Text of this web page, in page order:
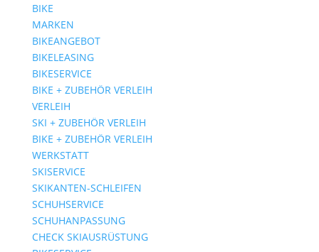
BIKE
MARKEN
BIKEANGEBOT
BIKELEASING
BIKESERVICE
BIKE + ZUBEHÖR VERLEIH
VERLEIH
SKI + ZUBEHÖR VERLEIH
BIKE + ZUBEHÖR VERLEIH
WERKSTATT
SKISERVICE
SKIKANTEN-SCHLEIFEN
SCHUHSERVICE
SCHUHANPASSUNG
CHECK SKIAUSRÜSTUNG